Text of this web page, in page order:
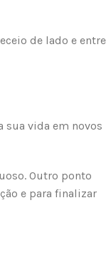
de lado e entre
sua vida em novos
Outro ponto
e para finalizar